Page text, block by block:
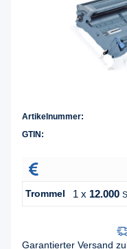
Artikelnummer:
GTIN:
Trommel 1 x 12.000
Garantierter Versand